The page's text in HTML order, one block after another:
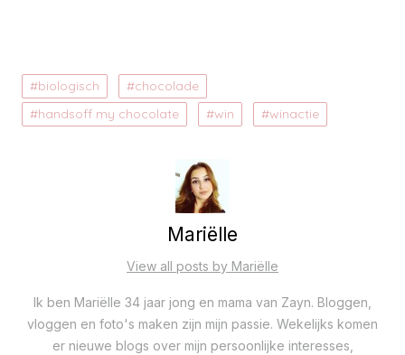
biologisch
chocolade
handsoff my chocolate
win winactie
Mariëlle
View all posts by Mariëlle
Ik ben Mariëlle 34 jaar jong en mama van Zayn. Bloggen,
vloggen en foto's maken zijn mijn passie. Wekelijks komen
er nieuwe blogs over mijn persoonlijke interesses,